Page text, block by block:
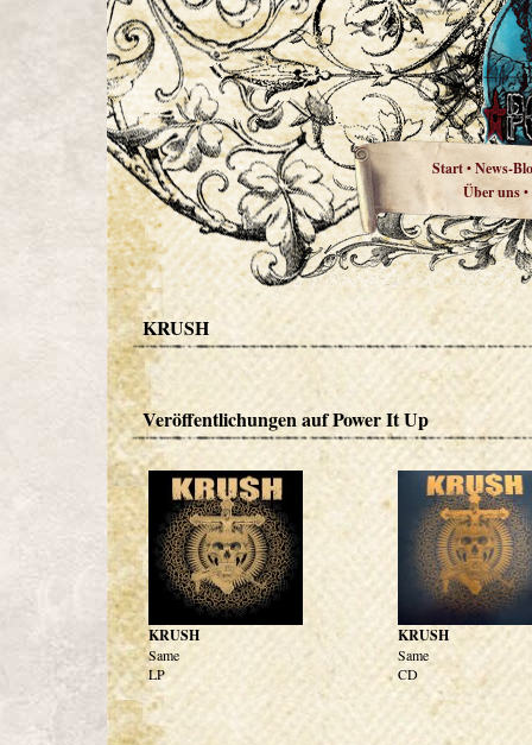
Start•News-
Über uns•
KRUSH
Veröffentlichungen auf Power It Up
KRUSH
Same
LP
KRUSH
Same
CD